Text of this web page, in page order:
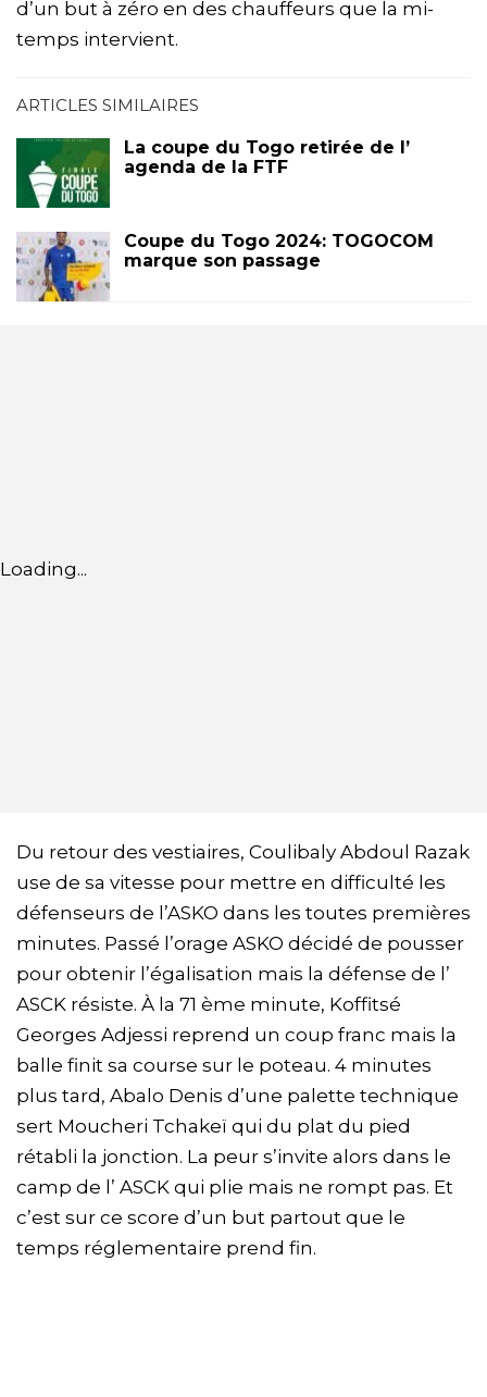
d’un but à zéro en des chauffeurs que la mi-
temps intervient.
ARTICLES SIMILAIRES
La coupe du Togo retirée de l’
agenda de la FTF
Coupe du Togo 2024: TOGOCOM
marque son passage
Loading...
Du retour des vestiaires, Coulibaly Abdoul Razak
use de sa vitesse pour mettre en difficulté les
défenseurs de l’ASKO dans les toutes premières
minutes. Passé l’orage ASKO décidé de pousser
pour obtenir l’égalisation mais la défense de l’
ASCK résiste. À la 71 ème minute, Koffitsé
Georges Adjessi reprend un coup franc mais la
balle finit sa course sur le poteau. 4 minutes
plus tard, Abalo Denis d’une palette technique
sert Moucheri Tchakeï qui du plat du pied
rétabli la jonction. La peur s’invite alors dans le
camp de l’ ASCK qui plie mais ne rompt pas. Et
c’est sur ce score d’un but partout que le
temps réglementaire prend fin.